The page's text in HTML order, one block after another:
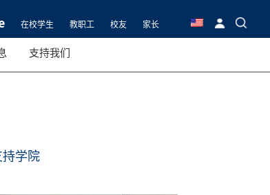
在校学生 教职工 校友 家长
支持我们
持学院